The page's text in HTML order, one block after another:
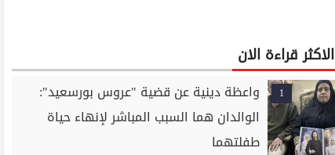
الاكثر قراءة الان
1
واعظة دينية عن قضية "عروس بورسعيد":
الوالدان هما السبب المباشر لإنهاء حياة
طفلتهما